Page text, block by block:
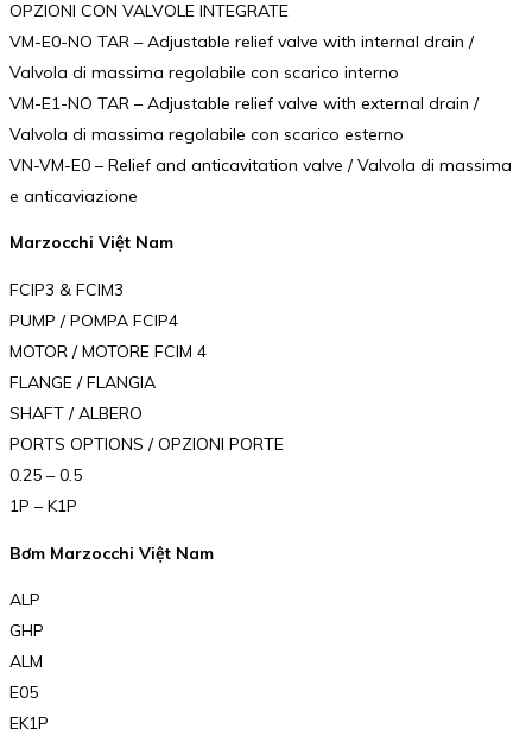
OPZIONI CON VALVOLE INTEGRATE
VM-E0-NO TAR – Adjustable relief valve with internal drain /
Valvola di massima regolabile con scarico interno
VM-E1-NO TAR – Adjustable relief valve with external drain /
Valvola di massima regolabile con scarico esterno
VN-VM-E0 – Relief and anticavitation valve / Valvola di massima
e anticaviazione
Marzocchi Việt Nam
FCIP3 & FCIM3
PUMP / POMPA FCIP4
MOTOR / MOTORE FCIM 4
FLANGE / FLANGIA
SHAFT / ALBERO
PORTS OPTIONS / OPZIONI PORTE
0.25 – 0.5
1P – K1P
Bơm Marzocchi Việt Nam
ALP
GHP
ALM
E05
EK1P